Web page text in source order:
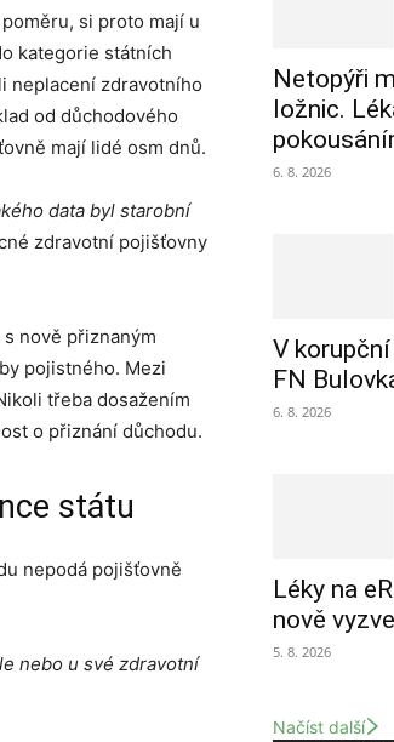
si proto mají u
kategorie státních
neplacení zdravotního
od důchodového
mají lidé osm dnů.
data byl starobní
zdravotní pojišťovny
nově přiznaným
pojistného. Mezi
třeba dosažením
o přiznání důchodu.
státu
nepodá pojišťovně
nebo u své zdravotní
Netopýři
ložnic.
6. 8. 2026
V
FN
6. 8. 2026
Léky na
nově
5. 8. 2026
Načíst další